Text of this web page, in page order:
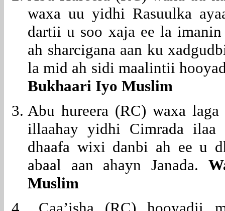
waxa uu yidhi Rasuulka
dartii u soo xaja ee la
ah sharcigana aan ku
la mid ah sidi maalintii
Bukhaari Iyo Muslim
Abu hureera (RC) waxa
illaahay yidhi Cimrada
dhaafa wixi danbi ah ee u
abaal aan ahayn Janada.
Muslim